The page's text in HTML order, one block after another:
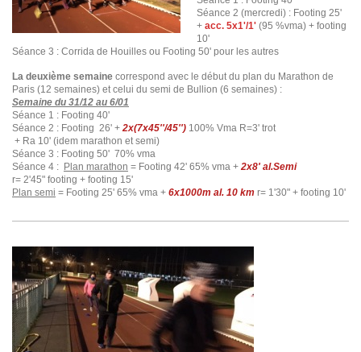
Séance 2 (mercredi) : Footing 25'
+ acc. 5x1'/1' (95 %vma) + footing
10'
Séance 3 : Corrida de Houilles ou Footing 50' pour les autres
La deuxième semaine correspond avec le début du plan du Marathon de
Paris (12 semaines) et celui du semi de Bullion (6 semaines) :
Semaine du 31/12 au 6/01
Séance 1 : Footing 40'
Séance 2 : Footing 26' + 2x(7x45''/45'') 100% Vma R=3' trot
+ Ra 10' (idem marathon et semi)
Séance 3 : Footing 50' 70% vma
Séance 4 : Plan marathon = Footing 42' 65% vma + 2x8' al.Semi
r= 2'45" footing + footing 15'
Plan semi = Footing 25' 65% vma + 6x1000m al. 10 km r= 1'30" + footing 10'